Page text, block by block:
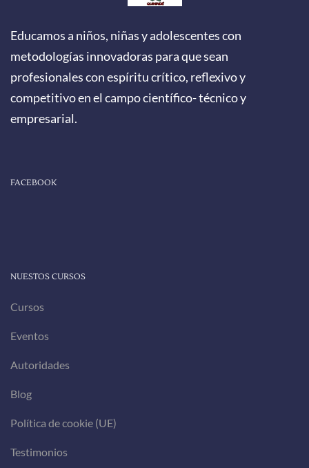
Educamos a niños, niñas y adolescentes con
metodologías innovadoras para que sean
profesionales con espíritu crítico, reflexivo y
competitivo en el campo científico- técnico y
empresarial.
FACEBOOK
NUESTOS CURSOS
Cursos
Eventos
Autoridades
Blog
Política de cookie (UE)
Testimonios